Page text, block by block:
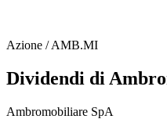
Azione / AMB.MI
Dividendi di
Ambromobiliare SpA